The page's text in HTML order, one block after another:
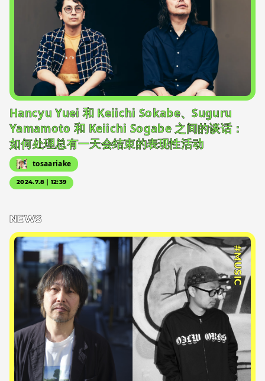
Hancyu Yuei 和 Keiichi Sokabe、Suguru
Yamamoto 和 Keiichi Sogabe 之间的谈话：
如何处理总有一天会结束的表现性活动
tosaariake
2024.7.8｜12:39
NEWS
#MUSIC